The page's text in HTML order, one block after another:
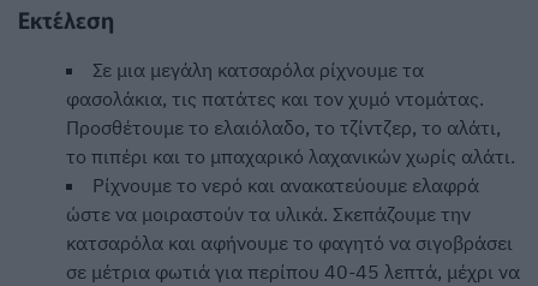
Εκτέλεση
Σε μια μεγάλη κατσαρόλα ρίχνουμε τα
φασολάκια, τις πατάτες και τον χυμό ντομάτας.
Προσθέτουμε το ελαιόλαδο, το τζίντζερ, το αλάτι,
το πιπέρι και το μπαχαρικό λαχανικών χωρίς αλάτι.
Ρίχνουμε το νερό και ανακατεύουμε ελαφρά
ώστε να μοιραστούν τα υλικά. Σκεπάζουμε την
κατσαρόλα και αφήνουμε το φαγητό να σιγοβράσει
σε μέτρια φωτιά για περίπου 40-45 λεπτά, μέχρι να